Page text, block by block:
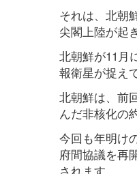
それは、北朝
尖閣上陸が起
北朝鮮が11月
報衛星が捉え
北朝鮮は、前
んだ非核化の
今回も年明け
府間協議を再
されます。